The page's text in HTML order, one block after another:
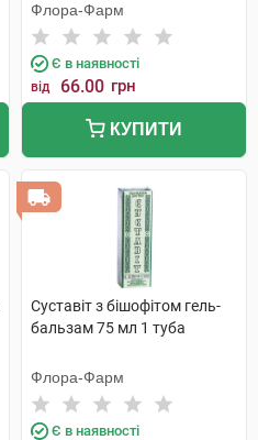
Флора-Фарм
Є в наявності
від 66.00 грн
КУПИТИ
Суставіт з бішофітом гель-
бальзам 75 мл 1 туба
Флора-Фарм
Є в наявності